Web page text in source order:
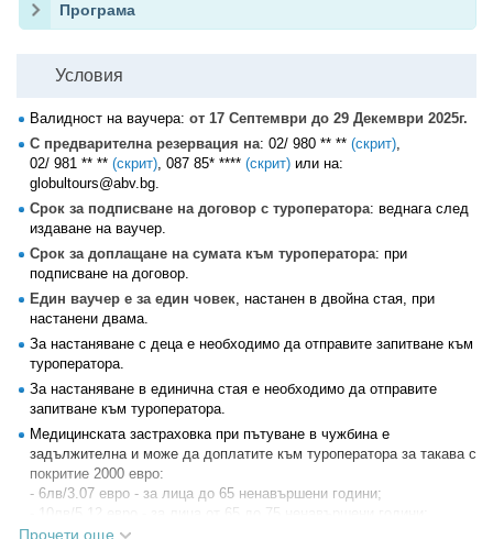
Програма
Условия
Валидност на ваучера: от 17 Септември до 29 Декември 2025г.
С предварителна резервация на: 02/ 980 ** ** (скрит),
02/ 981 ** ** (скрит), 087 85* **** (скрит) или на:
globultours@abv.bg.
Срок за подписване на договор с туроператора: веднага след
издаване на ваучер.
Срок за доплащане на сумата към туроператора: при
подписване на договор.
Един ваучер е за един човек, настанен в двойна стая, при
настанени двама.
За настаняване с деца е необходимо да отправите запитване към
туроператора.
За настаняване в единична стая е необходимо да отправите
запитване към туроператора.
Медицинската застраховка при пътуване в чужбина е
задължителна и може да доплатите към туроператора за такава с
покритие 2000 евро:
- 6лв/3.07 евро - за лица до 65 ненавършени години;
- 10лв/5.12 евро - за лица от 65 до 75 ненавършени години;
- 20лв/10.23 евро - за лица от 75 до 85 ненавършени години;
Прочети още